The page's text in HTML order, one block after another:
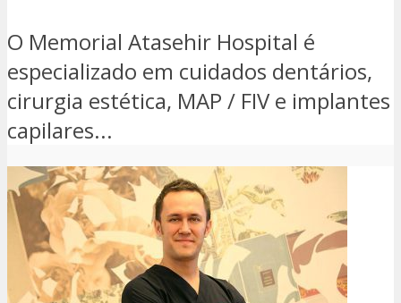
O Memorial Atasehir Hospital é
especializado em cuidados dentários,
cirurgia estética, MAP / FIV e implantes
capilares...